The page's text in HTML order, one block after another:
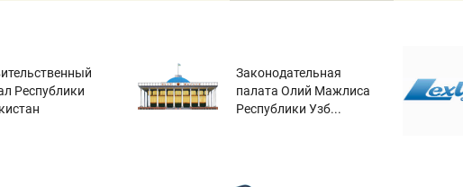
Республики
Законодательная
палата Олий Мажлиса
Республики Узб...